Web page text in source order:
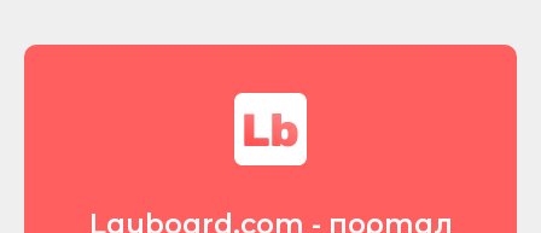
Layboard.com - портал